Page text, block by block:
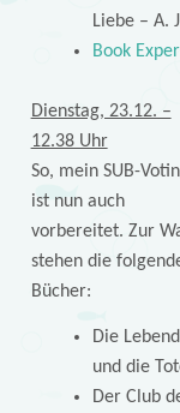
Liebe – A.
Book
Dienstag, 23.12. –
12.38 Uhr
So, mein SUB-
ist nun auch
vorbereitet. Zur
stehen die
Bücher:
Die
und die
Der Club